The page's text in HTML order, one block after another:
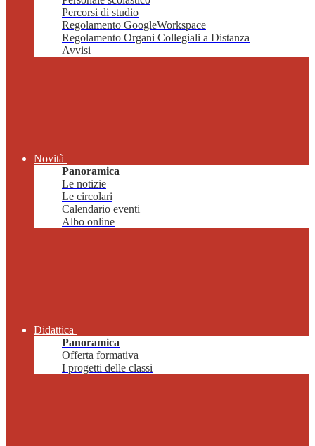
Percorsi di studio
Regolamento GoogleWorkspace
Regolamento Organi Collegiali a Distanza
Avvisi
Novità
Panoramica
Le notizie
Le circolari
Calendario eventi
Albo online
Didattica
Panoramica
Offerta formativa
I progetti delle classi